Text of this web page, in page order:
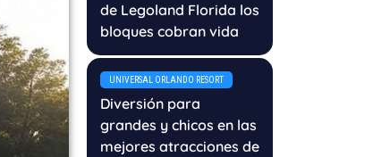
de Legoland Florida los
bloques cobran vida
UNIVERSAL ORLANDO RESORT
Diversión para
grandes y chicos en las
mejores atracciones de